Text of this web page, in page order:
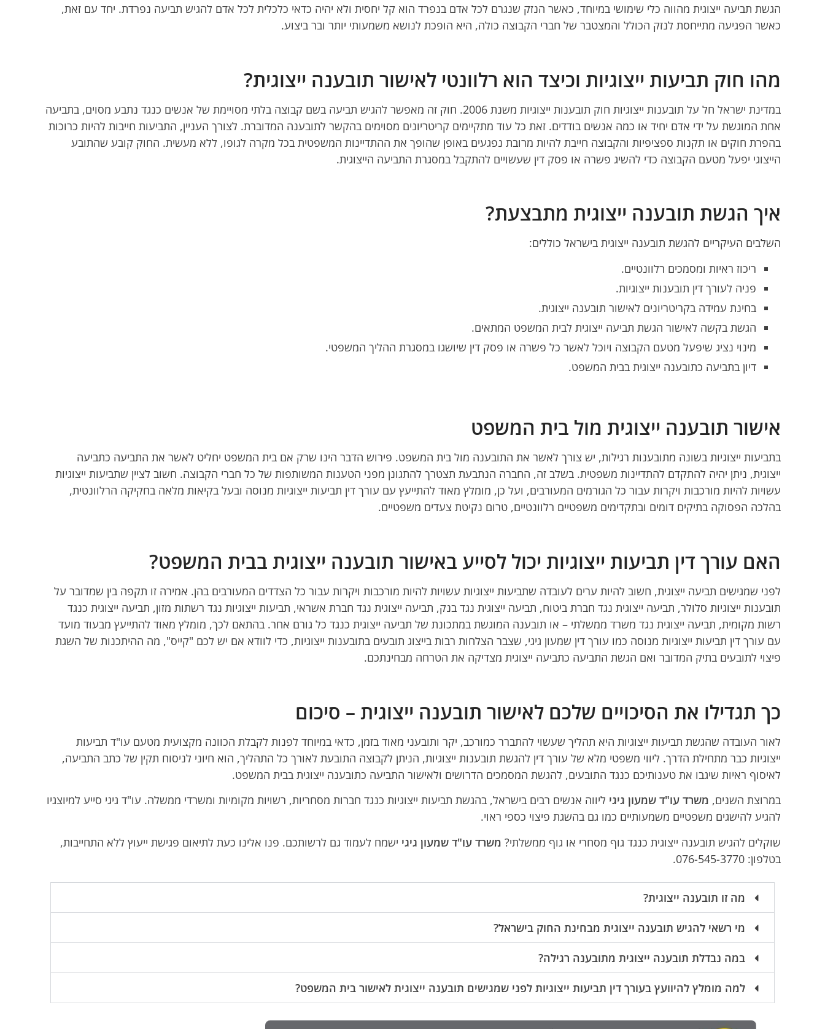
הגשת תביעה ייצוגית מהווה כלי שימושי במיוחד, כאשר הנזק שנגרם לכל אדם בנפרד הוא קל יחסית ולא יהיה כדאי כלכלית לכל אדם להגיש תביעה נפרדת. יחד עם זאת,
כאשר הפגיעה מתייחסת לנזק הכולל והמצטבר של חברי הקבוצה כולה, היא הופכת לנושא משמעותי יותר ובר ביצוע.
מהו חוק תביעות ייצוגיות וכיצד הוא רלוונטי לאישור תובענה ייצוגית?
במדינת ישראל חל על תובענות ייצוגיות חוק תובענות ייצוגיות משנת 2006. חוק זה מאפשר להגיש תביעה בשם קבוצה בלתי מסויימת של אנשים כנגד נתבע מסוים, בתביעה
אחת המוגשת על ידי אדם יחיד או כמה אנשים בודדים. זאת כל עוד מתקיימים קריטריונים מסוימים בהקשר לתובענה המדוברת. לצורך העניין, התביעות חייבות להיות כרוכות
בהפרת חוקים או תקנות ספציפיות והקבוצה חייבת להיות מרובת נפגעים באופן שהופך את ההתדיינות המשפטית בכל מקרה לגופו, ללא מעשית. החוק קובע שהתובע
הייצוגי יפעל מטעם הקבוצה כדי להשיג פשרה או פסק דין שעשויים להתקבל במסגרת התביעה הייצוגית.
איך הגשת תובענה ייצוגית מתבצעת?
השלבים העיקריים להגשת תובענה ייצוגית בישראל כוללים:
ריכוז ראיות ומסמכים רלוונטיים.
פניה לעורך דין תובענות ייצוגיות.
בחינת עמידה בקריטריונים לאישור תובענה ייצוגית.
הגשת בקשה לאישור הגשת תביעה ייצוגית לבית המשפט המתאים.
מינוי נציג שיפעל מטעם הקבוצה ויוכל לאשר כל פשרה או פסק דין שיושגו במסגרת ההליך המשפטי.
דיון בתביעה כתובענה ייצוגית בבית המשפט.
אישור תובענה ייצוגית מול בית המשפט
בתביעות ייצוגיות בשונה מתובענות רגילות, יש צורך לאשר את התובענה מול בית המשפט. פירוש הדבר הינו שרק אם בית המשפט יחליט לאשר את התביעה כתביעה
ייצוגית, ניתן יהיה להתקדם להתדיינות משפטית. בשלב זה, החברה הנתבעת תצטרך להתגונן מפני הטענות המשותפות של כל חברי הקבוצה. חשוב לציין שתביעות ייצוגיות
עשויות להיות מורכבות ויקרות עבור כל הגורמים המעורבים, ועל כן, מומלץ מאוד להתייעץ עם עורך דין תביעות ייצוגיות מנוסה ובעל בקיאות מלאה בחקיקה הרלוונטית,
בהלכה הפסוקה בתיקים דומים ובתקדימים משפטיים רלוונטיים, טרום נקיטת צעדים משפטיים.
האם עורך דין תביעות ייצוגיות יכול לסייע באישור תובענה ייצוגית בבית המשפט?
לפני שמגישים תביעה ייצוגית, חשוב להיות ערים לעובדה שתביעות ייצוגיות עשויות להיות מורכבות ויקרות עבור כל הצדדים המעורבים בהן. אמירה זו תקפה בין שמדובר על
תובענות ייצוגיות סלולר, תביעה ייצוגית נגד חברת ביטוח, תביעה ייצוגית נגד בנק, תביעה ייצוגית נגד חברת אשראי, תביעות ייצוגיות נגד רשתות מזון, תביעה ייצוגית כנגד
רשות מקומית, תביעה ייצוגית נגד משרד ממשלתי – או תובענה המוגשת במתכונת של תביעה ייצוגית כנגד כל גורם אחר. בהתאם לכך, מומלץ מאוד להתייעץ מבעוד מועד
עם עורך דין תביעות ייצוגיות מנוסה כמו עורך דין שמעון גיגי, שצבר הצלחות רבות בייצוג תובעים בתובענות ייצוגיות, כדי לוודא אם יש לכם "קייס", מה ההיתכנות של השגת
פיצוי לתובעים בתיק המדובר ואם הגשת התביעה כתביעה ייצוגית מצדיקה את הטרחה מבחינתכם.
כך תגדילו את הסיכויים שלכם לאישור תובענה ייצוגית – סיכום
לאור העובדה שהגשת תביעות ייצוגיות היא תהליך שעשוי להתברר כמורכב, יקר ותובעני מאוד בזמן, כדאי במיוחד לפנות לקבלת הכוונה מקצועית מטעם עו"ד תביעות
ייצוגיות כבר מתחילת הדרך. ליווי משפטי מלא של עורך דין להגשת תובענות ייצוגיות, הניתן לקבוצה התובעת לאורך כל התהליך, הוא חיוני לניסוח תקין של כתב התביעה,
לאיסוף ראיות שיגבו את טענותיכם כנגד התובעים, להגשת המסמכים הדרושים ולאישור התביעה כתובענה ייצוגית בבית המשפט.
במרוצת השנים, משרד עו"ד שמעון גיגי ליווה אנשים רבים בישראל, בהגשת תביעות ייצוגיות כנגד חברות מסחריות, רשויות מקומיות ומשרדי ממשלה. עו"ד גיגי סייע למיוצגיו
להגיע להישגים משפטיים משמעותיים כמו גם בהשגת פיצוי כספי ראוי.
שוקלים להגיש תובענה ייצוגית כנגד גוף מסחרי או גוף ממשלתי? משרד עו"ד שמעון גיגי ישמח לעמוד גם לרשותכם. פנו אלינו כעת לתיאום פגישת ייעוץ ללא התחייבות,
בטלפון: 076-545-3770.
מה זו תובענה ייצוגית?
מי רשאי להגיש תובענה ייצוגית מבחינת החוק בישראל?
במה נבדלת תובענה ייצוגית מתובענה רגילה?
למה מומלץ להיוועץ בעורך דין תביעות ייצוגיות לפני שמגישים תובענה ייצוגית לאישור בית המשפט?